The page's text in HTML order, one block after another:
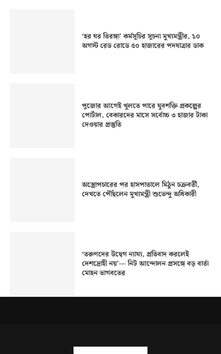
‘হর ঘর তিরঙ্গা’ কর্মসূচির সূচনা মুখ্যমন্ত্রীর, ১০
অগস্ট রেড রোডে ৫০ হাজারের পদযাত্রার ডাক
পুজোর আগেই খুলতে পারে যুবশক্তি প্রকল্পের
পোর্টাল, বেকারদের মাসে সর্বোচ্চ ৩ হাজার টাকা
দেওয়ার প্রস্তুতি
অস্ত্রোপচারের পর হাসপাতালে মিঠুন চক্রবর্তী,
দেখতে পৌঁছলেন মুখ্যমন্ত্রী শুভেন্দু অধিকারী
‘তরুণদের উদ্বেগ ন্যায্য, প্রতিবাদ করলেই
দেশদ্রোহী নয়’— নিট আন্দোলন প্রসঙ্গে বড় বার্তা
মোহন ভাগবতের